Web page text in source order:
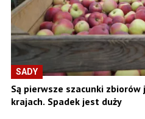
SADY
Są pierwsze szacunki zbiorów
krajach. Spadek jest duży